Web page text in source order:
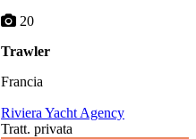
20
Trawler
Francia
Riviera Yacht Agency
Tratt. privata